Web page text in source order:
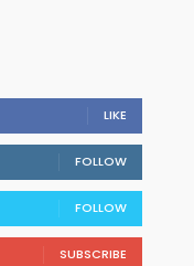
LIKE
FOLLOW
FOLLOW
SUBSCRIBE